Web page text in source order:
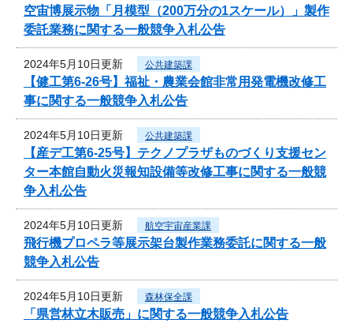
空宙博展示物「月模型（200万分の1スケール）」製作
委託業務に関する一般競争入札公告
2024年5月10日更新 公共建築課
【健工第6-26号】福祉・農業会館非常用発電機改修工
事に関する一般競争入札公告
2024年5月10日更新 公共建築課
【産デ工第6-25号】テクノプラザものづくり支援セン
ター本館自動火災報知設備等改修工事に関する一般競
争入札公告
2024年5月10日更新 航空宇宙産業課
飛行機プロペラ等展示架台製作業務委託に関する一般
競争入札公告
2024年5月10日更新 森林保全課
「県営林立木販売」に関する一般競争入札公告